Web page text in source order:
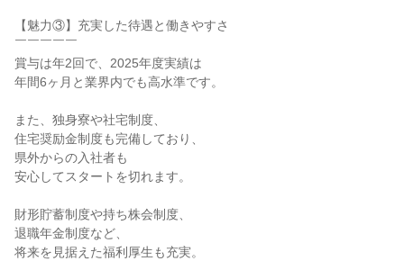
【魅力③】充実した待遇と働きやすさ
￣￣￣￣￣
賞与は年2回で、2025年度実績は
年間6ヶ月と業界内でも高水準です。
また、独身寮や社宅制度、
住宅奨励金制度も完備しており、
県外からの入社者も
安心してスタートを切れます。
財形貯蓄制度や持ち株会制度、
退職年金制度など、
将来を見据えた福利厚生も充実。